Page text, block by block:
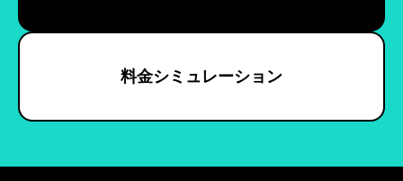
料金シミュレーション